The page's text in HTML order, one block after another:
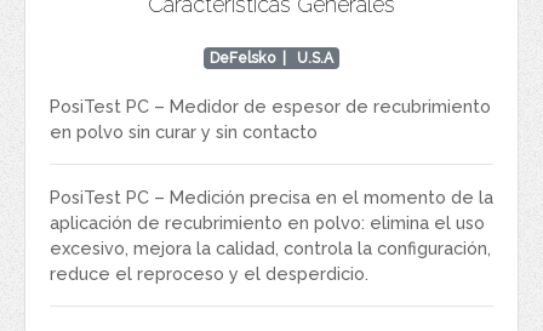
DeFelsko| U.S.A
PosiTest PC – Medidor de espesor de recubrimiento
en polvo sin curar y sin contacto
PosiTest PC – Medición precisa en el momento de la
aplicación de recubrimiento en polvo: elimina el uso
excesivo, mejora la calidad, controla la configuración,
reduce el reproceso y el desperdicio.